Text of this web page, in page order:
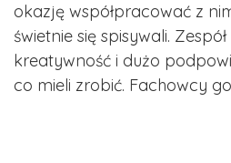
okazję współpracować z
świetnie się spisywali.
kreatywność i dużo
co mieli zrobić. Fachowcy